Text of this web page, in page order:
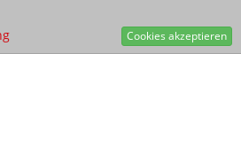
Cookies akzeptieren